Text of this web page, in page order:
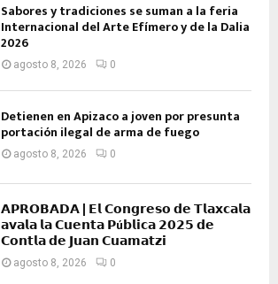
Sabores y tradiciones se suman a la feria
Internacional del Arte Efímero y de la Dalia
2026
agosto 8, 2026 0
Detienen en Apizaco a joven por presunta
portación ilegal de arma de fuego
agosto 8, 2026 0
𝗔𝗣𝗥𝗢𝗕𝗔𝗗𝗔 | 𝗘𝗹 𝗖𝗼𝗻𝗴𝗿𝗲𝘀𝗼 𝗱𝗲 𝗧𝗹𝗮𝘅𝗰𝗮𝗹𝗮
𝗮𝘃𝗮𝗹𝗮 𝗹𝗮 𝗖𝘂𝗲𝗻𝘁𝗮 𝗣ú𝗯𝗹𝗶𝗰𝗮 𝟮𝟬𝟮𝟱 𝗱𝗲
𝗖𝗼𝗻𝘁𝗹𝗮 𝗱𝗲 𝗝𝘂𝗮𝗻 𝗖𝘂𝗮𝗺𝗮𝘁𝘇𝗶
agosto 8, 2026 0